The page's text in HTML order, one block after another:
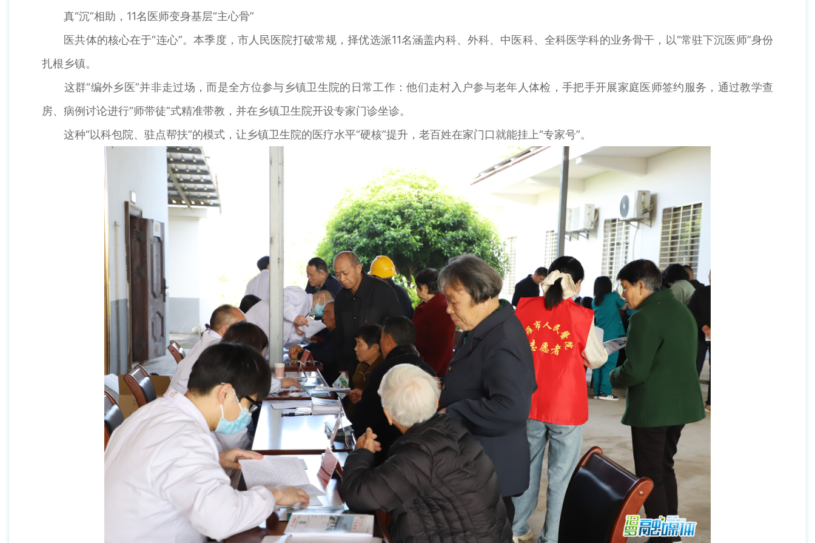
真“沉”相助，11名医师变身基层“主心骨”
医共体的核心在于“连心”。本季度，市人民医院打破常规，择优选派11名涵盖内科、外科、中医科、全科医学科的业务骨干，以“常驻下沉医师”身份
扎根乡镇。
这群“编外乡医”并非走过场，而是全方位参与乡镇卫生院的日常工作：他们走村入户参与老年人体检，手把手开展家庭医师签约服务，通过教学查
房、病例讨论进行“师带徒”式精准带教，并在乡镇卫生院开设专家门诊坐诊。
这种“以科包院、驻点帮扶”的模式，让乡镇卫生院的医疗水平“硬核”提升，老百姓在家门口就能挂上“专家号”。